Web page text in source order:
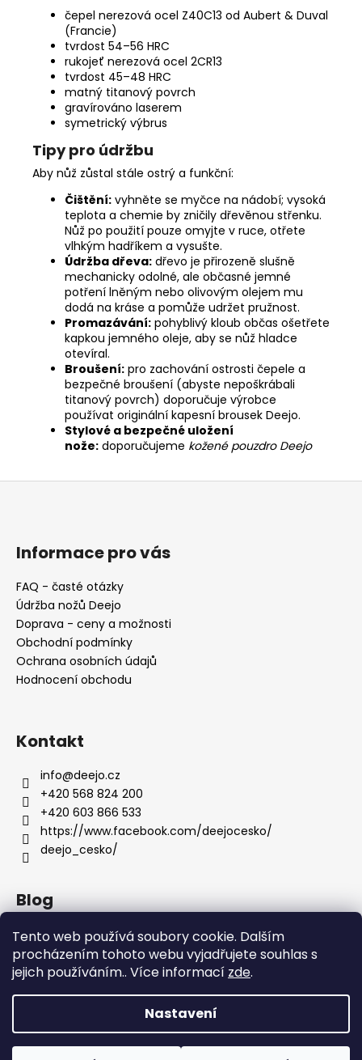
Tento web používá soubory cookie. Dalším
procházením tohoto webu vyjadřujete souhlas s
jejich používáním.. Více informací zde.
Nastavení
čepel nerezová ocel Z40C13 od Aubert & Duval
(Francie)
tvrdost 54–56 HRC
rukojeť nerezová ocel 2CR13
tvrdost 45–48 HRC
matný titanový povrch
gravírováno laserem
symetrický výbrus
Tipy pro údržbu
Aby nůž zůstal stále ostrý a funkční:
Čištění: vyhněte se myčce na nádobí; vysoká
teplota a chemie by zničily dřevěnou střenku.
Nůž po použití pouze omyjte v ruce, otřete
vlhkým hadříkem a vysušte.
Údržba dřeva: dřevo je přirozeně slušně
mechanicky odolné, ale občasné jemné
potření lněným nebo olivovým olejem mu
dodá na kráse a pomůže udržet pružnost.
Promazávání: pohyblivý kloub občas ošetřete
kapkou jemného oleje, aby se nůž hladce
otevíral.
Broušení: pro zachování ostrosti čepele a
bezpečné broušení (abyste nepoškrábali
titanový povrch) doporučuje výrobce
používat originální kapesní brousek Deejo.
Stylové a bezpečné uložení
nože: doporučujeme kožené pouzdro Deejo
Z
Informace pro vás
FAQ - časté otázky
Údržba nožů Deejo
Doprava - ceny a možnosti
Obchodní podmínky
Ochrana osobních údajů
Hodnocení obchodu
Kontakt
info@deejo.cz
+420 568 824 200
+420 603 866 533
https://www.facebook.com/deejocesko/
deejo_cesko/
Blog
Anatomie nožů Deejo
Dárky pro ženy
Servis nožů DEEJO
Copyright 2026DEEJO.CZ. Všechna práva vyhrazena.